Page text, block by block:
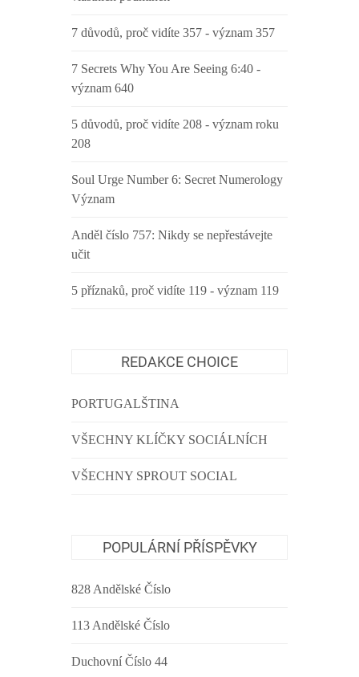
7 důvodů, proč vidíte 357 - význam 357
7 Secrets Why You Are Seeing 6:40 -
význam 640
5 důvodů, proč vidíte 208 - význam roku
208
Soul Urge Number 6: Secret Numerology
Význam
Anděl číslo 757: Nikdy se nepřestávejte
učit
5 příznaků, proč vidíte 119 - význam 119
REDAKCE CHOICE
PORTUGALŠTINA
VŠECHNY KLÍČKY SOCIÁLNÍCH
VŠECHNY SPROUT SOCIAL
POPULÁRNÍ PŘÍSPĚVKY
828 Andělské Číslo
113 Andělské Číslo
Duchovní Číslo 44